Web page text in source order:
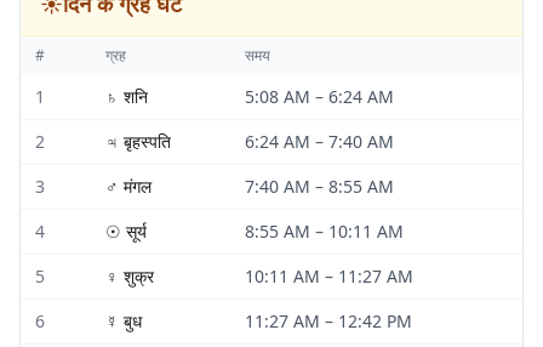
# ग्रह समय
1 ♄ शनि 5:08 AM – 6:24 AM
2
♃ बृहस्पति 6:24 AM – 7:40 AM
3
♂ मंगल 7:40 AM – 8:55 AM
4
☉ सूर्य 8:55 AM – 10:11 AM
5
♀ शुक्र 10:11 AM – 11:27 AM
6
☿ बुध 11:27 AM – 12:42 PM